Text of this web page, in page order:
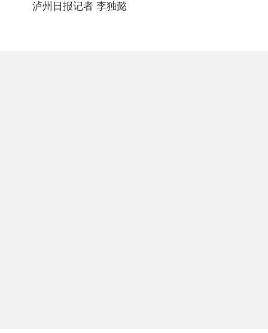
泸州日报记者 李独懿